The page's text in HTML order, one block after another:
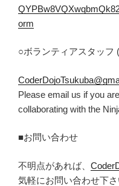
orm
○ボランティアスタッフ
Please email us if you
collaborating with the
■お問い合わせ
不明点があれば、
気軽にお問い合わせ下